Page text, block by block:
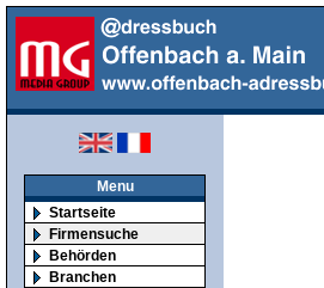
Menu
Startseite
Firmensuche
Behörden
Branchen